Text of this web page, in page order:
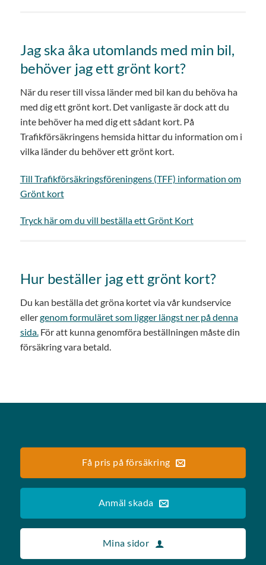
Jag ska åka utomlands med min bil,
behöver jag ett grönt kort?
När du reser till vissa länder med bil kan du behöva ha
med dig ett grönt kort. Det vanligaste är dock att du
inte behöver ha med dig ett sådant kort. På
Trafikförsäkringens hemsida hittar du information om i
vilka länder du behöver ett grönt kort.
Till Trafikförsäkringsföreningens (TFF) information om
Grönt kort
Tryck här om du vill beställa ett Grönt Kort
Hur beställer jag ett grönt kort?
Du kan beställa det gröna kortet via vår kundservice
ellergenom formuläret som ligger längst ner på denna
sida.För att kunna genomföra beställningen måste din
försäkring vara betald.
Få pris på försäkring
Anmäl skada
Mina sidor